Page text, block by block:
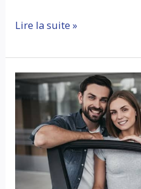
Comment
les
bonnes
garanties
son
auto
?
Lire la suite »